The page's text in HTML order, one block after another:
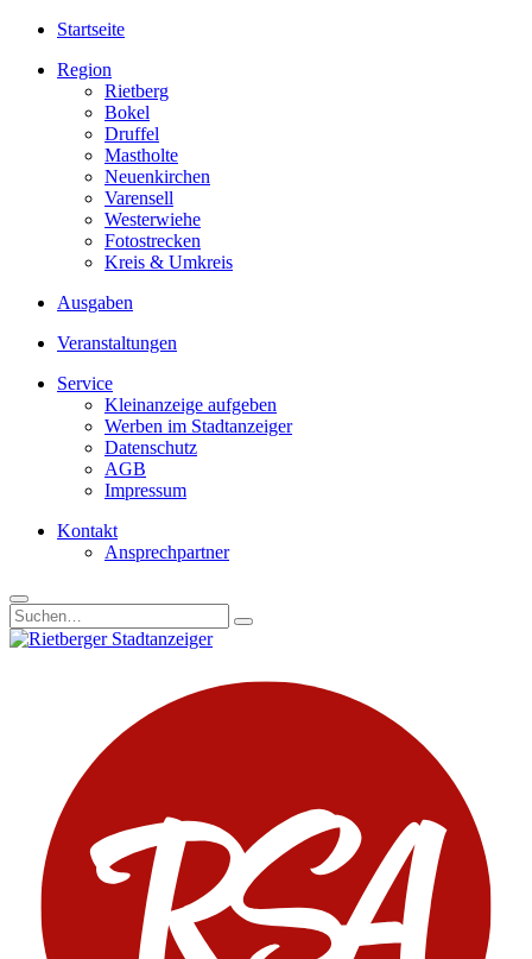
Startseite
Region
Rietberg
Bokel
Druffel
Mastholte
Neuenkirchen
Varensell
Westerwiehe
Fotostrecken
Kreis & Umkreis
Ausgaben
Veranstaltungen
Service
Kleinanzeige aufgeben
Werben im Stadtanzeiger
Datenschutz
AGB
Impressum
Kontakt
Ansprechpartner
Suchen
nach: